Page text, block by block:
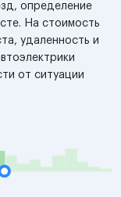
определение
На стоимость
удаленность и
от ситуации